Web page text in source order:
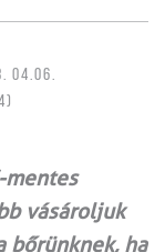
04.06.
mentes
vásároljuk
bőrünknek, ha